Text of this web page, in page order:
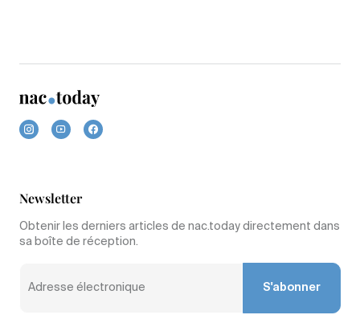
Newsletter
Obtenir les derniers articles de nac.today directement dans
sa boîte de réception.
S'abonner